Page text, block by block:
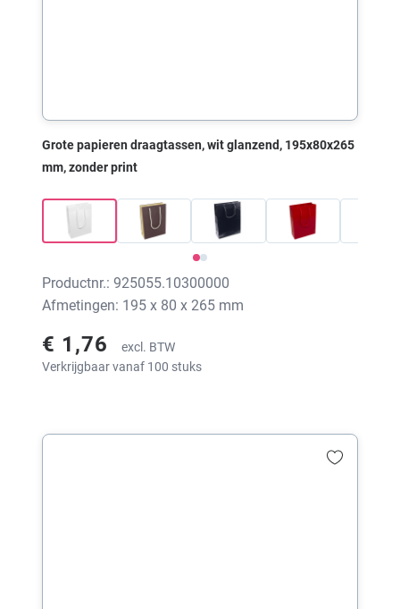
Grote papieren draagtassen, wit glanzend, 195x80x265
mm, zonder print
Productnr.: 925055.10300000
Afmetingen: 195 x 80 x 265 mm
€ 1,76
excl. BTW
Verkrijgbaar vanaf 100 stuks